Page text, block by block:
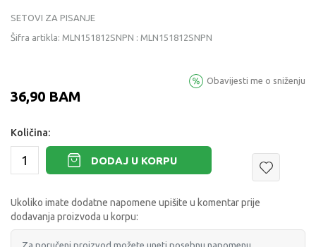
SETOVI ZA PISANJE
Šifra artikla: MLN151812SNPN : MLN151812SNPN
36,90 BAM
Obavijesti me o sniženju
Količina:
DODAJ U KORPU
Ukoliko imate dodatne napomene upišite u komentar prije
dodavanja proizvoda u korpu: